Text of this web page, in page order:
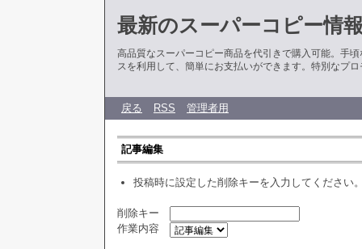
最新のスーパーコピー情
高品質なスーパーコピー商品を代引きで購入可能。手
スを利用して、簡単にお支払いができます。特別なプ
戻る RSS 管理者用
記事編集
投稿時に設定した削除キーを入力してください
削除キー
作業内容